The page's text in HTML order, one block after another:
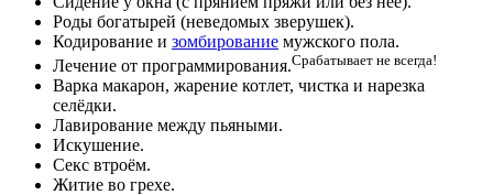
Роды богатырей (неведомых зверушек).
Кодирование и зомбирование мужского пола.
Лечение от программирования.Срабатывает не всегда!
Варка макарон, жарение котлет, чистка и нарезка
селёдки.
Лавирование между пьяными.
Искушение.
Секс втроём.
Житие во грехе.